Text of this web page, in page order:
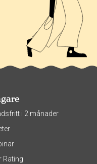
i 2 månader
Rating